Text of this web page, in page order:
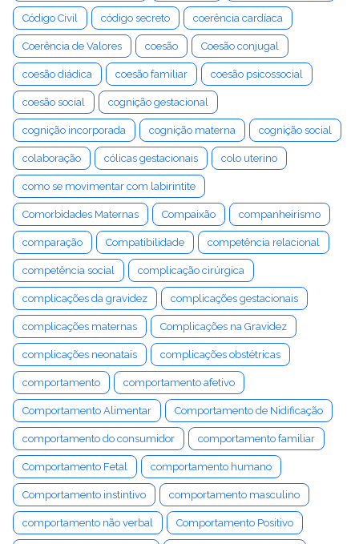
Código Civil código secreto coerência cardíaca
Coerência de Valores coesão Coesão conjugal
coesão diádica coesão familiar coesão psicossocial
coesão social cognição gestacional
cognição incorporada cognição materna cognição social
colaboração cólicas gestacionais colo uterino
como se movimentar com labirintite
Comorbidades Maternas Compaixão companheirismo
comparação Compatibilidade competência relacional
competência social complicação cirúrgica
complicações da gravidez complicações gestacionais
complicações maternas Complicações na Gravidez
complicações neonatais complicações obstétricas
comportamento comportamento afetivo
Comportamento Alimentar Comportamento de Nidificação
comportamento do consumidor comportamento familiar
Comportamento Fetal comportamento humano
Comportamento instintivo comportamento masculino
comportamento não verbal Comportamento Positivo